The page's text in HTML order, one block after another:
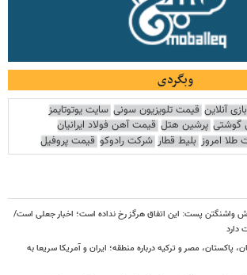
وبگردی
بازی آنلاین قیمت تلویزیون سونی سایت یوتوتایمز
گوشتی پرشین هتل قیمت آهن فولاد ایرانیان
طلا امروز بلیط قطار شرکت رادوکو قیمت پروفیل
واشنگتن پست: این اتفاق هرگز رخ نداده است؛ اخبار جعلی است/
دارد
پاکستان، مصر و ترکیه درباره منطقه؛ ایران و آمریکا سریعا به